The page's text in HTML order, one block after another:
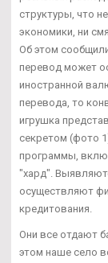
структуры, что
экономики, ни
Об этом
перевод может
иностранной
перевода, то
игрушка
секретом (фото
программы,
"хард".
осуществляют
кредитования.
Они все отдают
этом наше село